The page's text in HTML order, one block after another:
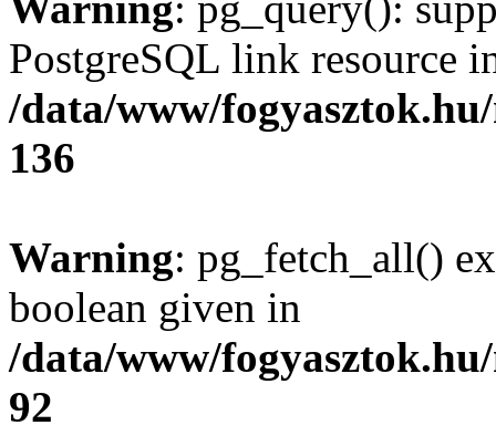
PostgreSQL link resource
/data/www/
136
Warning: pg_fetch_all()
boolean given in
/data/www/
92